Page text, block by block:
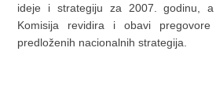
ideje i strategiju za 2007. godinu,
Komisija revidira i obavi
predloženih nacionalnih strategija.